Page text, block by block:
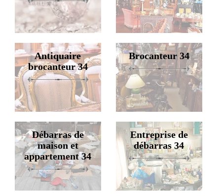
Antiquaire
brocanteur 34
Brocanteur 34
Débarras de
maison et
appartement 34
Entreprise de
débarras 34